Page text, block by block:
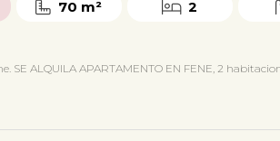
70 m² 2
SE ALQUILA APARTAMENTO EN FENE, 2